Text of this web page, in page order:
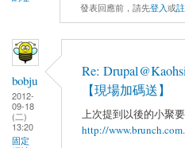
發表回應前，請先登入或
bobju
2012-
09-18
(二)
13:20
固定
Re:
【現場加碼送】
上次提到以後的小聚
http://